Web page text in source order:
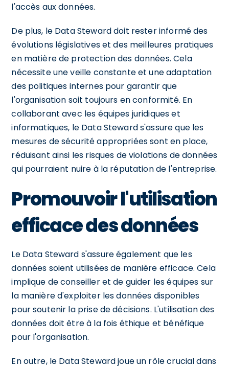
l'accès aux données.
De plus, le Data Steward doit rester informé des
évolutions législatives et des meilleures pratiques
en matière de protection des données. Cela
nécessite une veille constante et une adaptation
des politiques internes pour garantir que
l'organisation soit toujours en conformité. En
collaborant avec les équipes juridiques et
informatiques, le Data Steward s'assure que les
mesures de sécurité appropriées sont en place,
réduisant ainsi les risques de violations de données
qui pourraient nuire à la réputation de l'entreprise.
Promouvoir l'utilisation
efficace des données
Le Data Steward s'assure également que les
données soient utilisées de manière efficace. Cela
implique de conseiller et de guider les équipes sur
la manière d'exploiter les données disponibles
pour soutenir la prise de décisions. L'utilisation des
données doit être à la fois éthique et bénéfique
pour l'organisation.
En outre, le Data Steward joue un rôle crucial dans